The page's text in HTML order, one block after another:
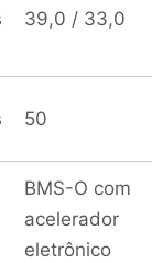
39,0 / 33,0
50
BMS-O com
acelerador
eletrônico